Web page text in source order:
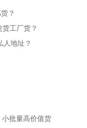
？
工厂货？
人地址？
批量高价值货